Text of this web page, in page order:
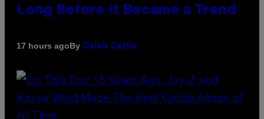
Long Before It Became a Trend
17 hours agoBy Caleb Catlin